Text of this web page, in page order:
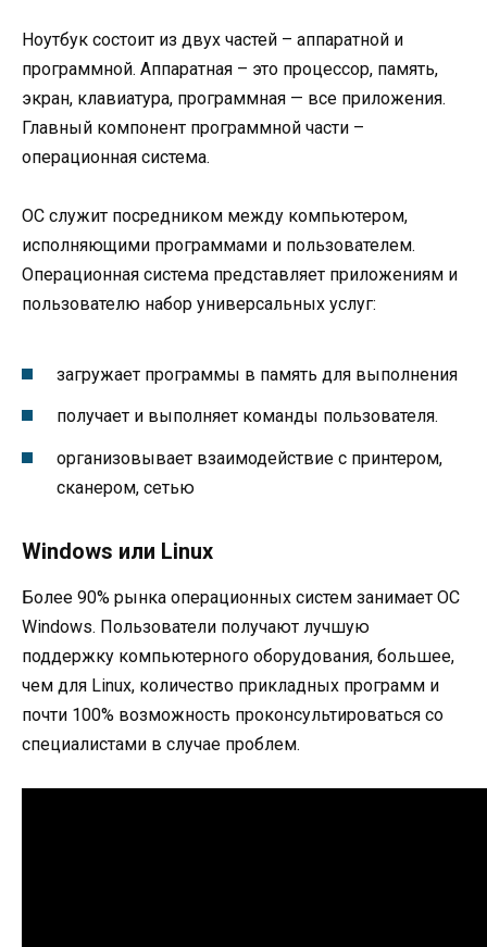
Ноутбук состоит из двух частей – аппаратной и
программной. Аппаратная – это процессор, память,
экран, клавиатура, программная — все приложения.
Главный компонент программной части –
операционная система.
ОС служит посредником между компьютером,
исполняющими программами и пользователем.
Операционная система представляет приложениям и
пользователю набор универсальных услуг:
загружает программы в память для выполнения
получает и выполняет команды пользователя.
организовывает взаимодействие с принтером,
сканером, сетью
Windows или Linux
Более 90% рынка операционных систем занимает ОС
Windows. Пользователи получают лучшую
поддержку компьютерного оборудования, большее,
чем для Linux, количество прикладных программ и
почти 100% возможность проконсультироваться со
специалистами в случае проблем.